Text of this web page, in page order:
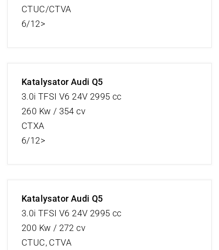
CTUC/CTVA
6/12>
Katalysator Audi Q5
3.0i TFSI V6 24V 2995 cc
260 Kw / 354 cv
CTXA
6/12>
Katalysator Audi Q5
3.0i TFSI V6 24V 2995 cc
200 Kw / 272 cv
CTUC, CTVA